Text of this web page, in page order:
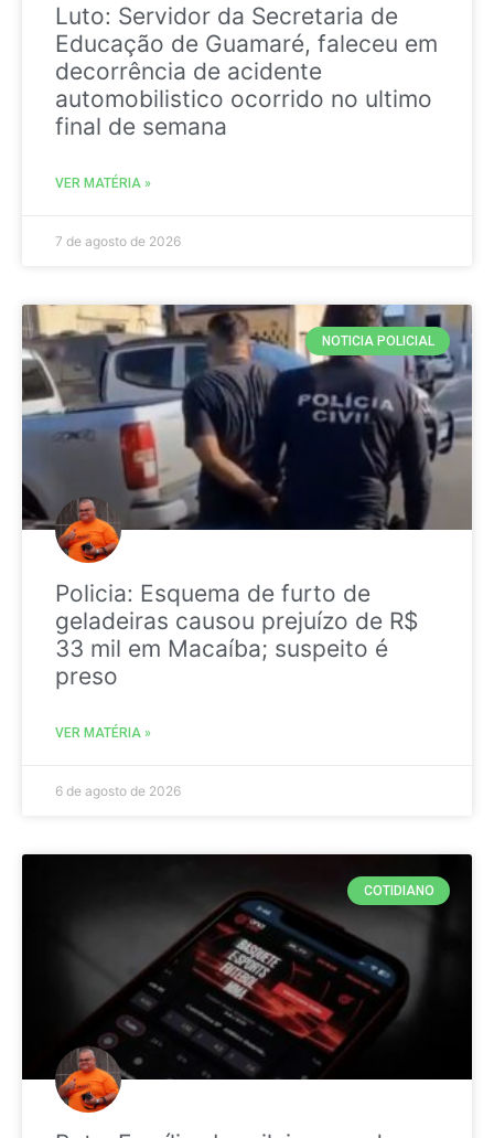
Luto: Servidor da Secretaria de
Educação de Guamaré, faleceu em
decorrência de acidente
automobilistico ocorrido no ultimo
final de semana
VER MATÉRIA »
7 de agosto de 2026
NOTICIA POLICIAL
Policia: Esquema de furto de
geladeiras causou prejuízo de R$
33 mil em Macaíba; suspeito é
preso
VER MATÉRIA »
6 de agosto de 2026
COTIDIANO